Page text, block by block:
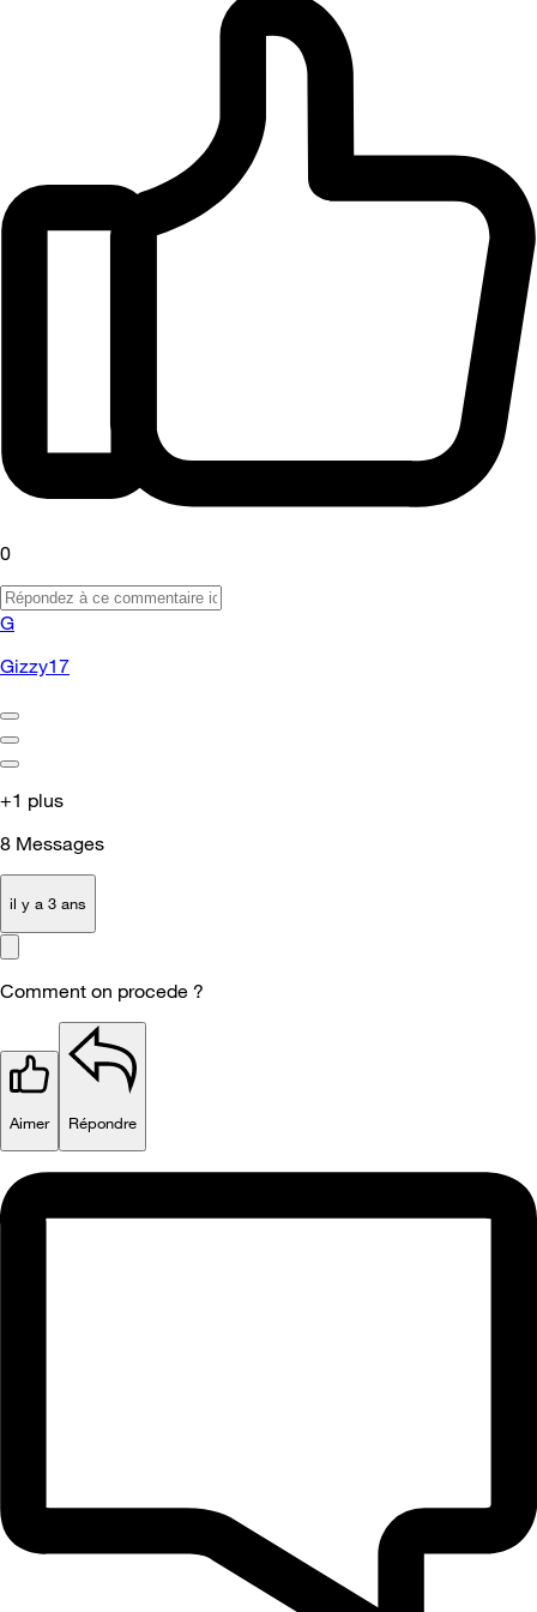
0
G
Gizzy17
+1 plus
8 Messages
il y a 3 ans
Comment on procede ?
Aimer Répondre